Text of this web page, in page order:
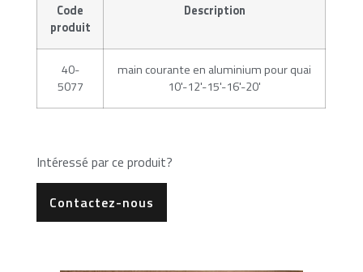
Code
produit
Description
40-
5077
main courante en aluminium pour quai
10'-12'-15'-16'-20'
Intéressé par ce produit?
Contactez-nous